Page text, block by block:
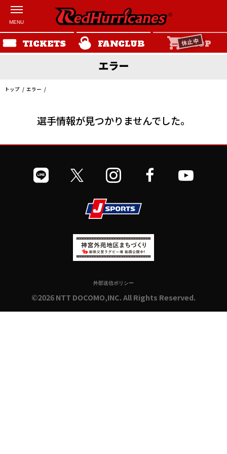
TICKETS FANCLUB SHOP
休止中
エラー
トップ エラー
選手情報が見つかりませんでした。
外部送信ポリシー
©2026 NTT DOCOMO,INC. All Rights Reserved.